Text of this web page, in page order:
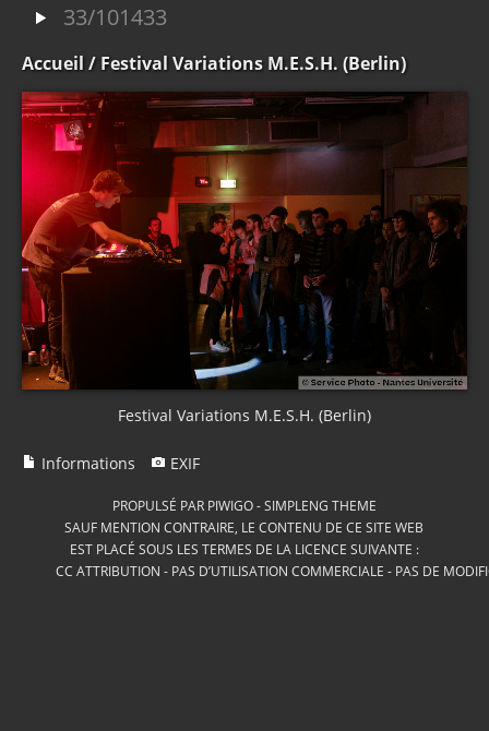
33/101433
Accueil / Festival Variations M.E.S.H. (Berlin)
Festival Variations M.E.S.H. (Berlin)
Informations EXIF
PROPULSÉ PAR PIWIGO-SIMPLENG THEME
SAUF MENTION CONTRAIRE, LE CONTENU DE CE SITE WEB
EST PLACÉ SOUS LES TERMES DE LA LICENCE SUIVANTE :
CC ATTRIBUTION - PAS D’UTILISATION COMMERCIALE - PAS DE